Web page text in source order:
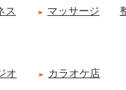
ス マッサージ
オ カラオケ店